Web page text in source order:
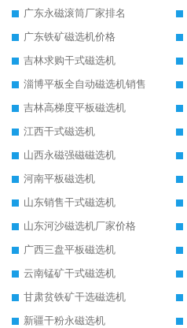
广东永磁滚筒厂家排名
广东铁矿磁选机价格
吉林求购干式磁选机
淄博平板全自动磁选机销售
吉林高梯度平板磁选机
江西干式磁选机
山西永磁强磁磁选机
河南平板磁选机
山东销售干式磁选机
山东河沙磁选机厂家价格
广西三盘平板磁选机
云南锰矿干式磁选机
甘肃贫铁矿干选磁选机
新疆干粉永磁选机